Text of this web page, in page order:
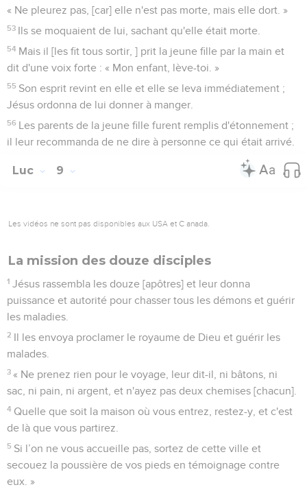
« Ne pleurez pas, [car] elle n'est pas morte, mais elle dort. »
53 Ils se moquaient de lui, sachant qu'elle était morte.
54 Mais il [les fit tous sortir, ] prit la jeune fille par la main et
dit d'une voix forte : « Mon enfant, lève-toi. »
55 Son esprit revint en elle et elle se leva immédiatement ;
Jésus ordonna de lui donner à manger.
56 Les parents de la jeune fille furent remplis d'étonnement ;
il leur recommanda de ne dire à personne ce qui était arrivé.
Luc 9
Les vidéos ne sont pas disponibles aux USA et C anada.
La mission des douze disciples
1 Jésus rassembla les douze [apôtres] et leur donna
puissance et autorité pour chasser tous les démons et guérir
les maladies.
2 Il les envoya proclamer le royaume de Dieu et guérir les
malades.
3 « Ne prenez rien pour le voyage, leur dit-il, ni bâtons, ni
sac, ni pain, ni argent, et n'ayez pas deux chemises [chacun].
4 Quelle que soit la maison où vous entrez, restez-y, et c'est
de là que vous partirez.
5 Si l’on ne vous accueille pas, sortez de cette ville et
secouez la poussière de vos pieds en témoignage contre
eux. »